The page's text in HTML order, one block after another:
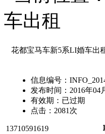
车出租
花都宝马车新5系LI婚车出
信息编号：
发布时间： 2016年04
有效期： 已过期
点击： 2081 次
13710591619